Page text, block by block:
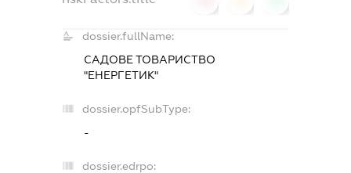
dossier.fullName:
САДОВЕ ТОВАРИСТВО
"ЕНЕРГЕТИК"
dossier.opfSubType:
-
dossier.edrpo: